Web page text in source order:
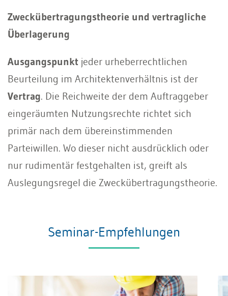
Zweckübertragungstheorie und vertragliche
Überlagerung
Ausgangspunkt jeder urheberrechtlichen
Beurteilung im Architektenverhältnis ist der
Vertrag. Die Reichweite der dem Auftraggeber
eingeräumten Nutzungsrechte richtet sich
primär nach dem übereinstimmenden
Parteiwillen. Wo dieser nicht ausdrücklich oder
nur rudimentär festgehalten ist, greift als
Auslegungsregel die Zweckübertragungstheorie.
Seminar-Empfehlungen